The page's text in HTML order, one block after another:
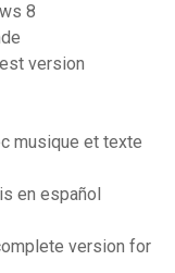
8
version
musique et texte
en español
version for